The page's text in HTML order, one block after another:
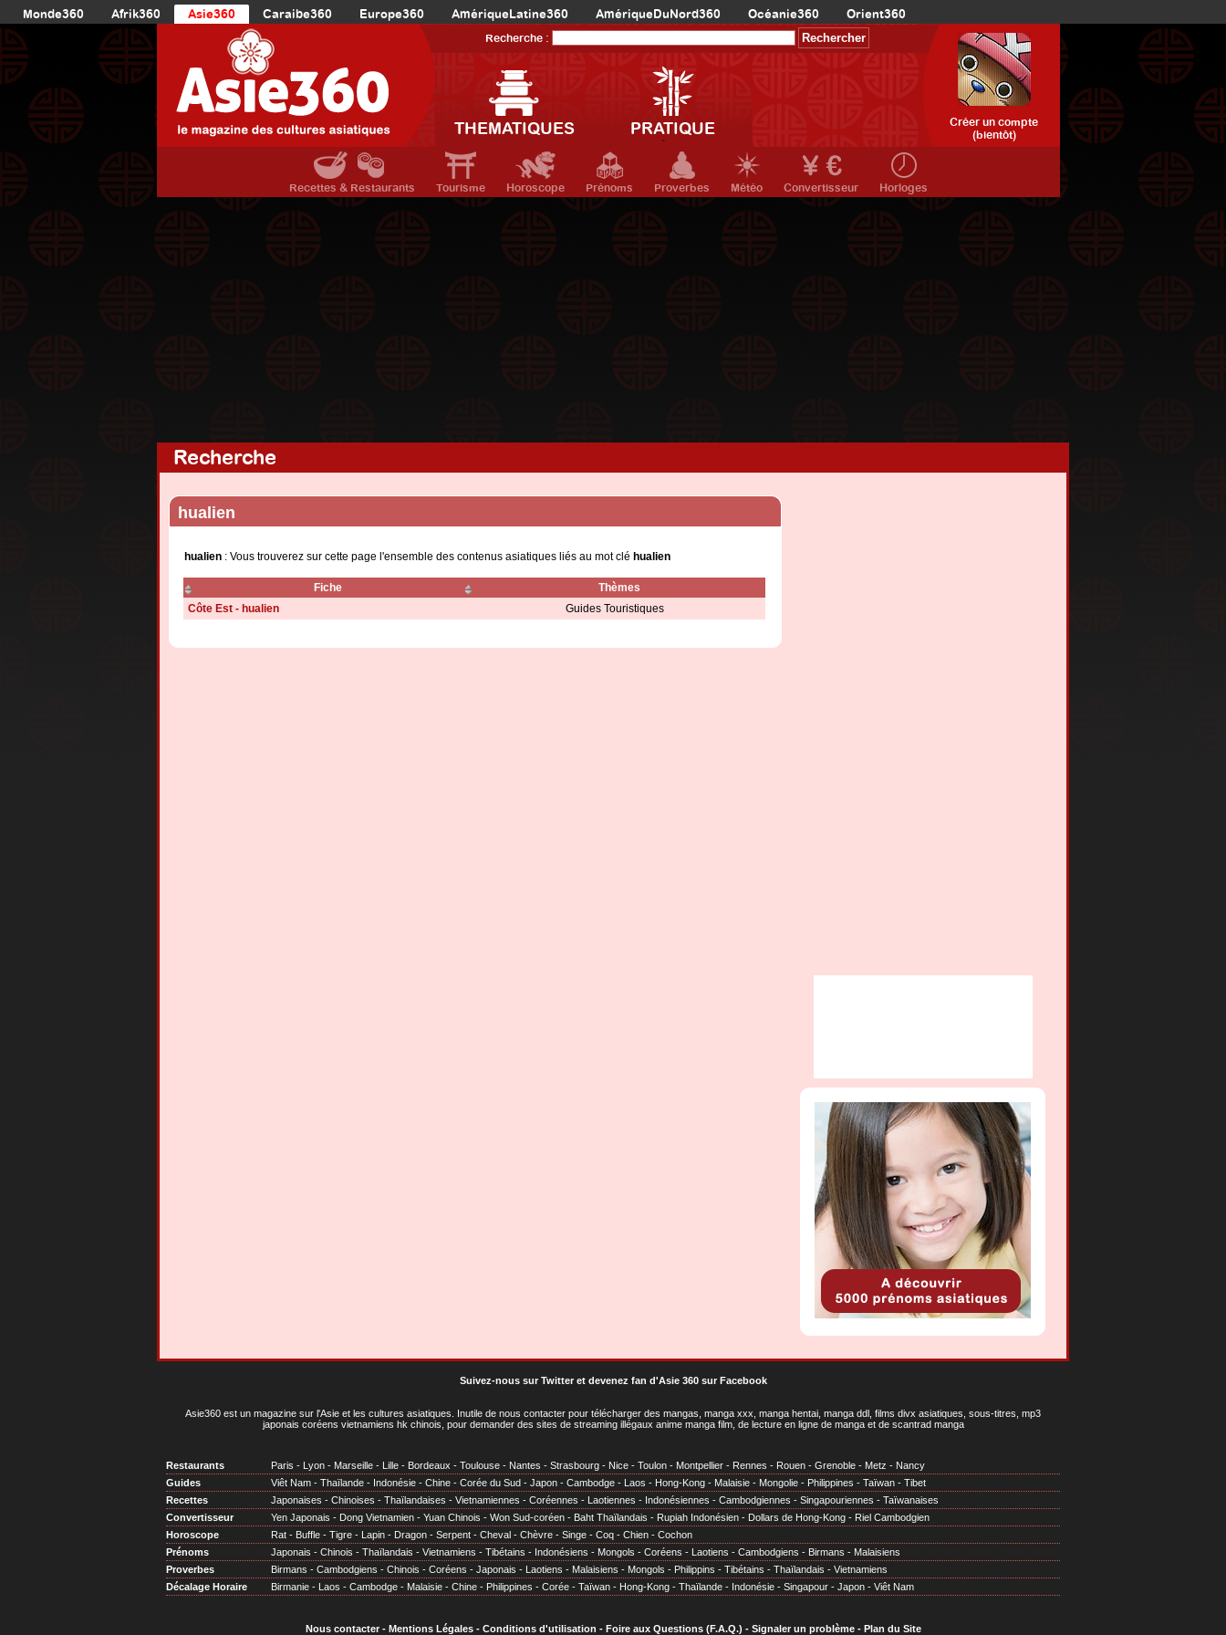
Monde360 Afrik360 Asie360 Caraibe360 Europe360 AmériqueLatine360 AmériqueDuNord360 Océanie360 Orient360
Recherche :
THEMATIQUES PRATIQUE
Créer un compte
(bientôt)
Recettes & Restaurants Tourisme Horoscope Prénoms Proverbes Météo Convertisseur Horloges
Recherche
hualien
hualien : Vous trouverez sur cette page l'ensemble des contenus asiatiques liés au mot clé hualien
Fiche
Thèmes
Côte Est - hualien
Guides Touristiques
Suivez-nous sur Twitteret devenez fan d'Asie 360 sur Facebook
Asie360 est un magazine sur l'Asie et les cultures asiatiques . Inutile de nous contacter pour télécharger des mangas, manga xxx, manga hentai, manga ddl, films divx asiatiques, sous-titres, mp3
japonais coréens vietnamiens hk chinois, pour demander des sites de streaming illégaux anime manga film, de lecture en ligne de manga et de scantrad manga
Restaurants Paris - Lyon - Marseille - Lille - Bordeaux - Toulouse - Nantes - Strasbourg - Nice - Toulon - Montpellier - Rennes - Rouen - Grenoble - Metz - Nancy
Guides
Viêt Nam - Thaïlande - Indonésie - Chine - Corée du Sud - Japon - Cambodge - Laos - Hong-Kong - Malaisie - Mongolie - Philippines - Taïwan - Tibet
Recettes
Japonaises - Chinoises - Thaïlandaises - Vietnamiennes - Coréennes - Laotiennes - Indonésiennes - Cambodgiennes - Singapouriennes - Taïwanaises
Convertisseur
Yen Japonais - Dong Vietnamien - Yuan Chinois - Won Sud-coréen - Baht Thaïlandais - Rupiah Indonésien - Dollars de Hong-Kong - Riel Cambodgien
Horoscope
Rat - Buffle - Tigre - Lapin - Dragon - Serpent - Cheval - Chèvre - Singe - Coq - Chien - Cochon
Prénoms
Japonais - Chinois - Thaïlandais - Vietnamiens - Tibétains - Indonésiens - Mongols - Coréens - Laotiens - Cambodgiens - Birmans - Malaisiens
Proverbes
Birmans - Cambodgiens - Chinois - Coréens - Japonais - Laotiens - Malaisiens - Mongols - Philippins - Tibétains - Thaïlandais - Vietnamiens
Décalage Horaire
Birmanie - Laos - Cambodge - Malaisie - Chine - Philippines - Corée - Taïwan - Hong-Kong - Thaïlande - Indonésie - Singapour - Japon - Viêt Nam
Nous contacter- Mentions Légales- Conditions d'utilisation - Foire aux Questions (F.A.Q.) - Signaler un problème- Plan du Site